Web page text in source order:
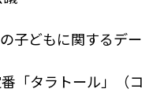
子どもに関するデ
「タラトール」（